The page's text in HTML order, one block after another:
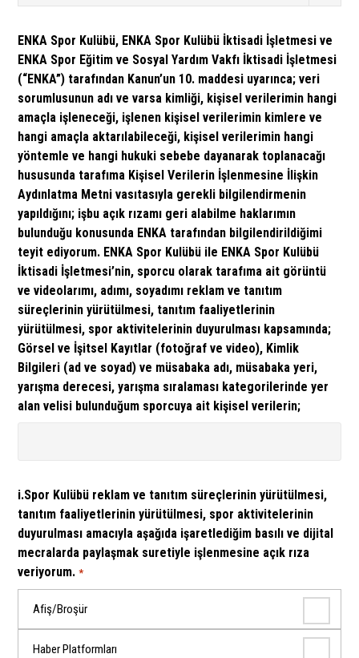
ENKA Spor Kulübü, ENKA Spor Kulübü İktisadi İşletmesi ve
ENKA Spor Eğitim ve Sosyal Yardım Vakfı İktisadi İşletmesi
(“ENKA”) tarafından Kanun’un 10. maddesi uyarınca; veri
sorumlusunun adı ve varsa kimliği, kişisel verilerimin hangi
amaçla işleneceği, işlenen kişisel verilerimin kimlere ve
hangi amaçla aktarılabileceği, kişisel verilerimin hangi
yöntemle ve hangi hukuki sebebe dayanarak toplanacağı
hususunda tarafıma Kişisel Verilerin İşlenmesine İlişkin
Aydınlatma Metni vasıtasıyla gerekli bilgilendirmenin
yapıldığını; işbu açık rızamı geri alabilme haklarımın
bulunduğu konusunda ENKA tarafından bilgilendirildiğimi
teyit ediyorum. ENKA Spor Kulübü ile ENKA Spor Kulübü
İktisadi İşletmesi’nin, sporcu olarak tarafıma ait görüntü
ve videolarımı, adımı, soyadımı reklam ve tanıtım
süreçlerinin yürütülmesi, tanıtım faaliyetlerinin
yürütülmesi, spor aktivitelerinin duyurulması kapsamında;
Görsel ve İşitsel Kayıtlar (fotoğraf ve video), Kimlik
Bilgileri (ad ve soyad) ve müsabaka adı, müsabaka yeri,
yarışma derecesi, yarışma sıralaması kategorilerinde yer
alan velisi bulunduğum sporcuya ait kişisel verilerin;
i.Spor Kulübü reklam ve tanıtım süreçlerinin yürütülmesi,
tanıtım faaliyetlerinin yürütülmesi, spor aktivitelerinin
duyurulması amacıyla aşağıda işaretlediğim basılı ve dijital
mecralarda paylaşmak suretiyle işlenmesine açık rıza
veriyorum. *
Afiş/Broşür
Haber Platformları